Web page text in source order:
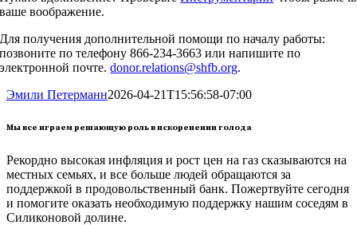
ваше воображение.
Для получения дополнительной помощи по началу работы:
позвоните по телефону 866-234-3663 или напишите по
электронной почте.donor.relations@shfb.org.
Эмили Петерманн2026-04-21T15:56:58-07:00
Мы все играем решающую роль в искоренении голода
Рекордно высокая инфляция и рост цен на газ сказываются на
местных семьях, и все больше людей обращаются за
поддержкой в продовольственный банк. Пожертвуйте сегодня
и помогите оказать необходимую поддержку нашим соседям в
Силиконовой долине.